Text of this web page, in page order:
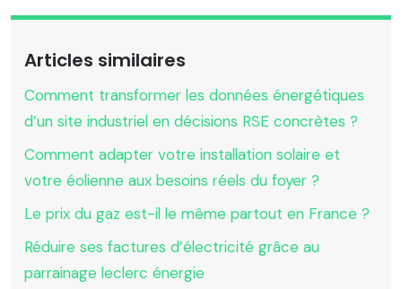
Articles similaires
Comment transformer les données énergétiques
d’un site industriel en décisions RSE concrètes ?
Comment adapter votre installation solaire et
votre éolienne aux besoins réels du foyer ?
Le prix du gaz est-il le même partout en France ?
Réduire ses factures d’électricité grâce au
parrainage leclerc énergie